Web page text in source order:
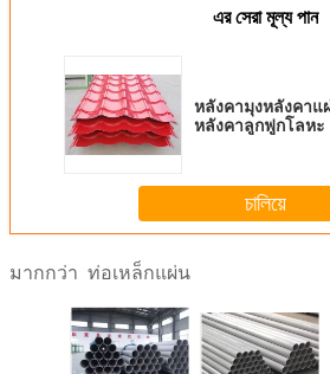
এর সেরা মূল্য পান
หลังคามุงหลังคาแ
หลังคาลูกฟูกโลหะ
চালিয়ে
มากกว่า ท่อเหล็กแผ่น